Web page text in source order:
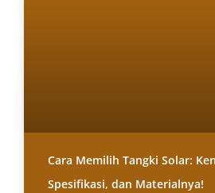
Cara Memilih Tangki Solar:
Spesifikasi, dan Materialnya!